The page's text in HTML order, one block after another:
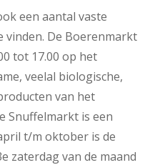
een aantal vaste
vinden. De Boerenmarkt
tot 17.00 op het
veelal biologische,
van het
Snuffelmarkt is een
t/m oktober is de
zaterdag van de maand